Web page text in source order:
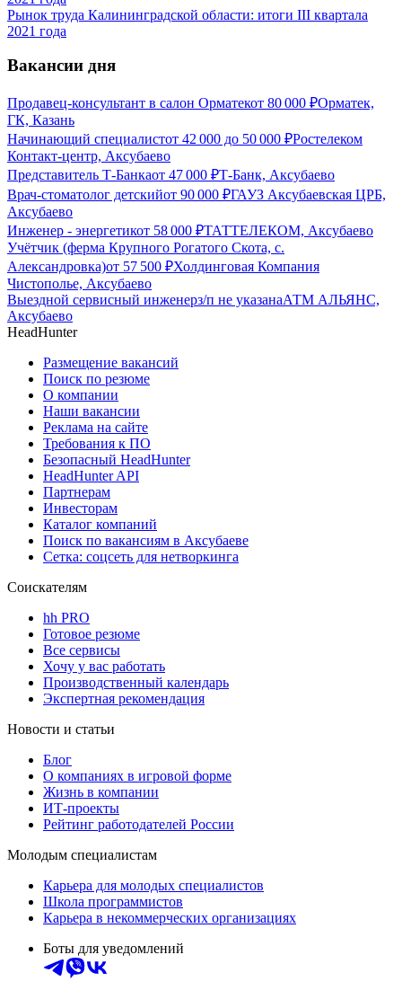
Рынок труда Калининградской области: итоги III квартала
2021 года
Вакансии дня
Продавец-консультант в салон Орматекот 80 000 ₽Орматек,
ГК, Казань
Начинающий специалистот 42 000 до 50 000 ₽Ростелеком
Контакт-центр, Аксубаево
Представитель Т-Банкаот 47 000 ₽Т-Банк, Аксубаево
Врач-стоматолог детскийот 90 000 ₽ГАУЗ Аксубаевская ЦРБ,
Аксубаево
Инженер - энергетикот 58 000 ₽ТАТТЕЛЕКОМ, Аксубаево
Учётчик (ферма Крупного Рогатого Скота, с.
Александровка)от 57 500 ₽Холдинговая Компания
Чистополье, Аксубаево
Выездной сервисный инженерз/п не указанаАТМ АЛЬЯНС,
Аксубаево
HeadHunter
Размещение вакансий
Поиск по резюме
О компании
Наши вакансии
Реклама на сайте
Требования к ПО
Безопасный HeadHunter
HeadHunter API
Партнерам
Инвесторам
Каталог компаний
Поиск по вакансиям в Аксубаеве
Сетка: соцсеть для нетворкинга
Соискателям
hh PRO
Готовое резюме
Все сервисы
Хочу у вас работать
Производственный календарь
Экспертная рекомендация
Новости и статьи
Блог
О компаниях в игровой форме
Жизнь в компании
ИТ-проекты
Рейтинг работодателей России
Молодым специалистам
Карьера для молодых специалистов
Школа программистов
Карьера в некоммерческих организациях
Боты для уведомлений